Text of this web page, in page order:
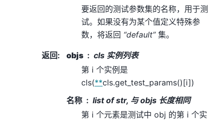
要返回的测试参数集的名称，用于测
试。如果没有为某个值定义特殊参
数，将返回 “default”集。
返回: objs
cls 实例列表
第 i 个实例是
cls(**cls.get_test_params()[i])
名称
list of str, 与 objs 长度相同
第 i 个元素是测试中 obj 的第 i 个实